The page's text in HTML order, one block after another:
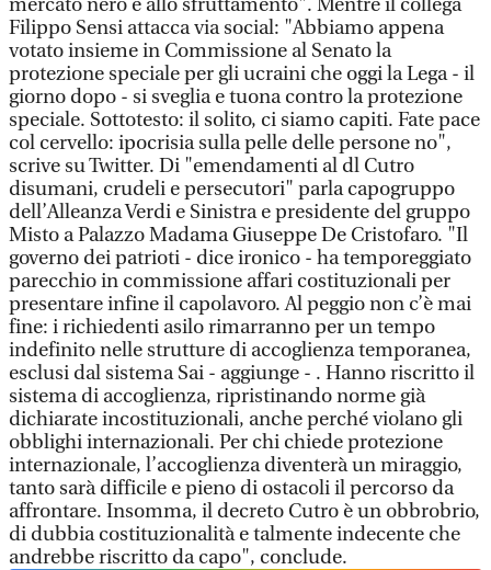
mercato nero e allo sfruttamento". Mentre il collega
Filippo Sensi attacca via social: "Abbiamo appena
votato insieme in Commissione al Senato la
protezione speciale per gli ucraini che oggi la Lega - il
giorno dopo - si sveglia e tuona contro la protezione
speciale. Sottotesto: il solito, ci siamo capiti. Fate pace
col cervello: ipocrisia sulla pelle delle persone no",
scrive su Twitter. Di "emendamenti al dl Cutro
disumani, crudeli e persecutori" parla capogruppo
dell’Alleanza Verdi e Sinistra e presidente del gruppo
Misto a Palazzo Madama Giuseppe De Cristofaro. "Il
governo dei patrioti - dice ironico - ha temporeggiato
parecchio in commissione affari costituzionali per
presentare infine il capolavoro. Al peggio non c’è mai
fine: i richiedenti asilo rimarranno per un tempo
indefinito nelle strutture di accoglienza temporanea,
esclusi dal sistema Sai - aggiunge - . Hanno riscritto il
sistema di accoglienza, ripristinando norme già
dichiarate incostituzionali, anche perché violano gli
obblighi internazionali. Per chi chiede protezione
internazionale, l’accoglienza diventerà un miraggio,
tanto sarà difficile e pieno di ostacoli il percorso da
affrontare. Insomma, il decreto Cutro è un obbrobrio,
di dubbia costituzionalità e talmente indecente che
andrebbe riscritto da capo", conclude.